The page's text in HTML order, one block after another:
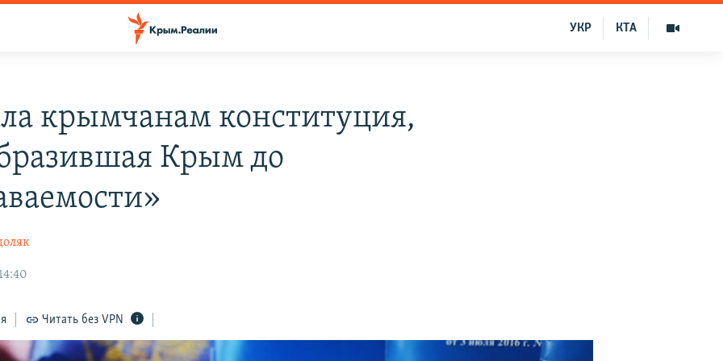
КТА
УКР
крымчанам конституция,
Крым до
Читать без VPN